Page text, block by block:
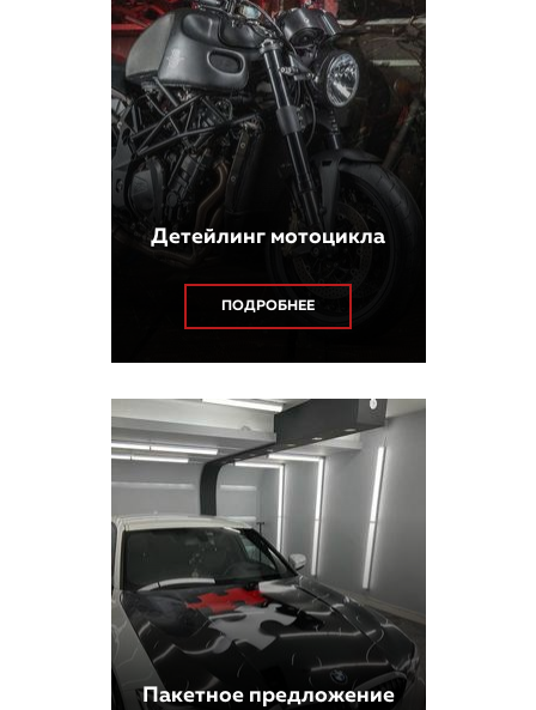
Детейлинг мотоцикла
ПОДРОБНЕЕ
Пакетное предложение